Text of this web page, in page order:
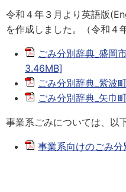
令和４年３月より英語版
を作成しました。（令和４
ごみ分別辞典_盛岡
3.46MB]
ごみ分別辞典_紫波
ごみ分別辞典_矢巾
事業系ごみについては、以
事業系向けのごみ